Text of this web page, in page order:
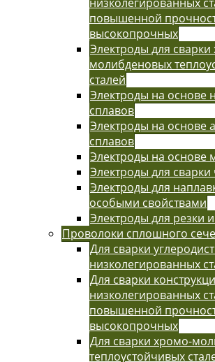
повышенной
высокопрочных
Электроды для
молибденовых
сталей
Электроды на основе
сплавов
Электроды на основе
сплавов
Электроды на основе
Электроды для сварки
Электроды для
особыми свойствами
Электроды для резки
Проволоки сплошного
Для сварки
низколегированных
Для сварки
низколегированных
повышенной
высокопрочных
Для сварки хромо-
теплоустойчивых